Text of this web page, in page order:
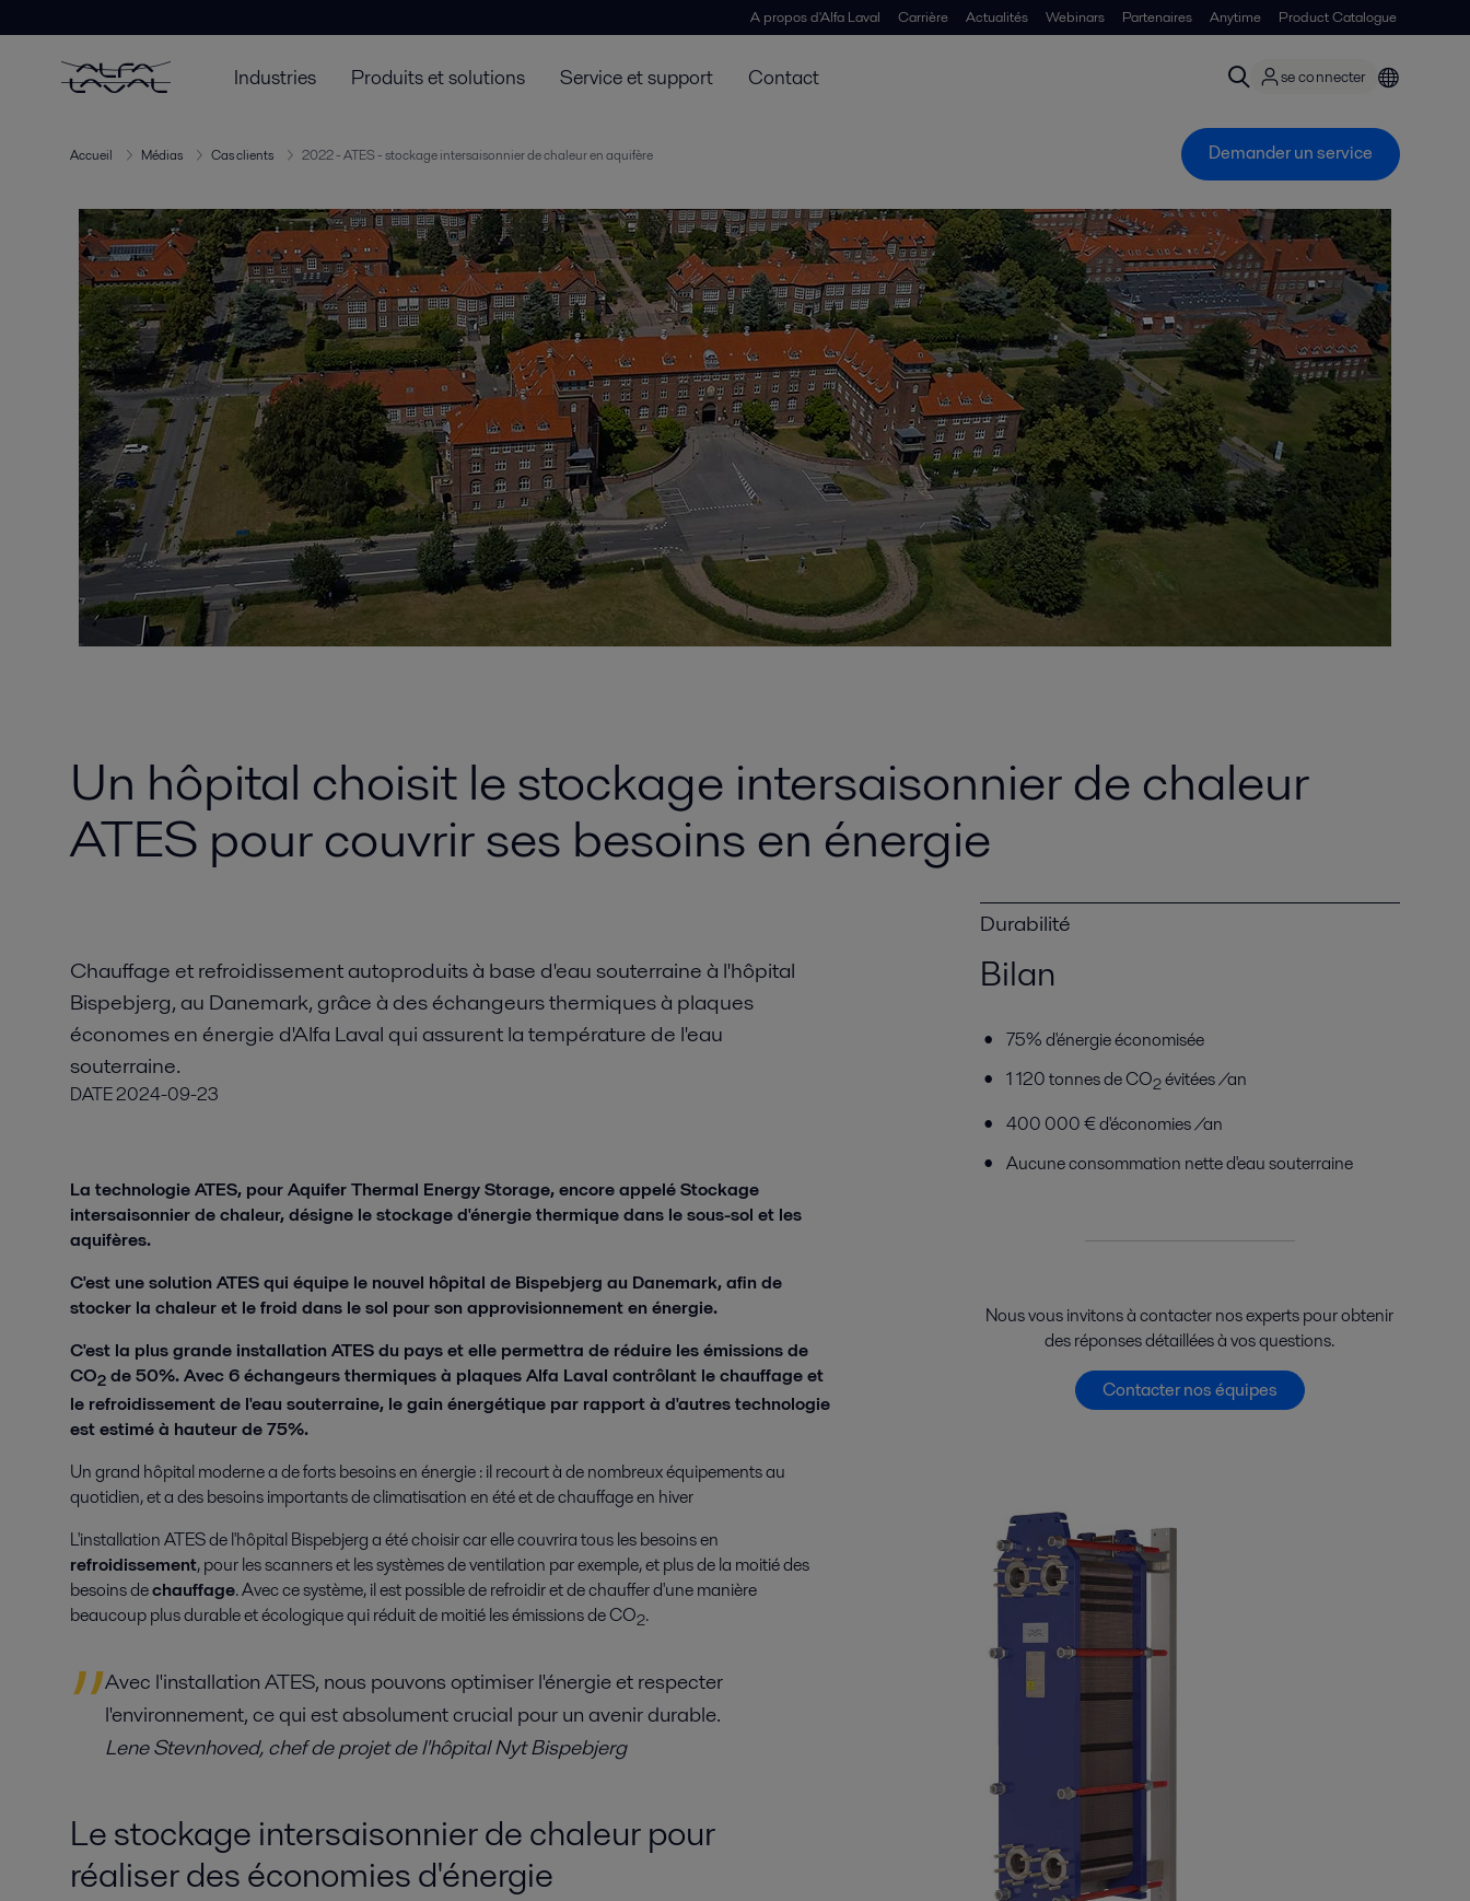
A propos d'Alfa Laval Carrière Actualités Webinars Partenaires Anytime Product Catalogue
Industries Produits et solutions Service et support Contact se connecter
Accueil Médias Cas clients 2022 - ATES - stockage intersaisonnier de chaleur en aquifère Demander un service
Un hôpital choisit le stockage intersaisonnier de chaleur
ATES pour couvrir ses besoins en énergie
Chauffage et refroidissement autoproduits à base d'eau souterraine à l'hôpital
Bispebjerg, au Danemark, grâce à des échangeurs thermiques à plaques
économes en énergie d'Alfa Laval qui assurent la température de l'eau
souterraine.
DATE2024-09-23
La technologie ATES, pour Aquifer Thermal Energy Storage, encore appelé Stockage
intersaisonnier de chaleur, désigne le stockage d'énergie thermique dans le sous-sol et les
aquifères.
C'est une solution ATES qui équipe le nouvel hôpital de Bispebjerg au Danemark, afin de
stocker la chaleur et le froid dans le sol pour son approvisionnement en énergie.
C'est la plus grande installation ATES du pays et elle permettra de réduire les émissions de
CO2 de 50%. Avec 6 échangeurs thermiques à plaques Alfa Laval contrôlant le chauffage et
le refroidissement de l'eau souterraine, le gain énergétique par rapport à d'autres technologie
est estimé à hauteur de 75%.
Un grand hôpital moderne a de forts besoins en énergie : il recourt à de nombreux équipements au
quotidien, et a des besoins importants de climatisation en été et de chauffage en hiver
L'installation ATES de l'hôpital Bispebjerg a été choisir car elle couvrira tous les besoins en
refroidissement, pour les scanners et les systèmes de ventilation par exemple, et plus de la moitié des
besoins dechauffage. Avec ce système, il est possible de refroidir et de chauffer d'une manière
beaucoup plus durable et écologique qui réduit de moitié les émissions de CO2.
Avec l'installation ATES, nous pouvons optimiser l'énergie et respecter
l'environnement, ce qui est absolument crucial pour un avenir durable.
Lene Stevnhoved, chef de projet de l'hôpital Nyt Bispebjerg
Le stockage intersaisonnier de chaleur pour
réaliser des économies d'énergie
Durabilité
Bilan
75% d'énergie économisée
1 120 tonnes de CO2évitées /an
400 000 € d'économies /an
Aucune consommation nette d'eau souterraine
Nous vous invitons à contacter nos experts pour obtenir
des réponses détaillées à vos questions.
Contacter nos équipes